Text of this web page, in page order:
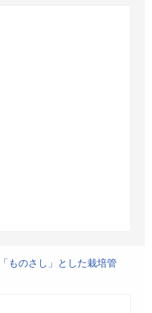
ものさし」とした栽培管